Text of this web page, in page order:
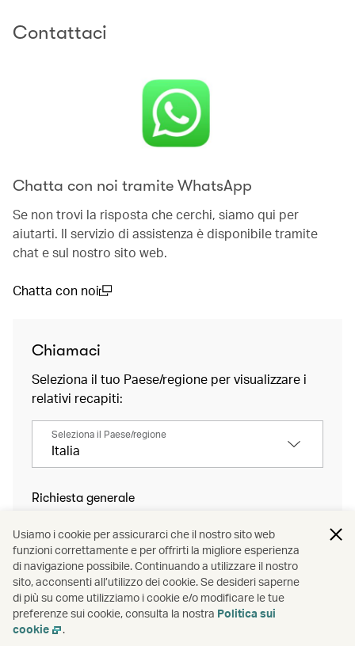
Contattaci
Chatta con noi tramite WhatsApp
Se non trovi la risposta che cerchi, siamo qui per
aiutarti. Il servizio di assistenza è disponibile tramite
chat e sul nostro sito web.
Chatta con noi
Chiamaci
Seleziona il tuo Paese/regione per visualizzare i
relativi recapiti:
Seleziona il Paese/regione
Italia
Richiesta generale
Se stai chiamando dall'estero, potrebbe
essere applicato un addebito per l'estero.
Servizio Bagagli
Usiamo i cookie per assicurarci che il nostro sito web
funzioni correttamente e per offrirti la migliore esperienza
di navigazione possibile. Continuando a utilizzare il nostro
sito, acconsenti all’utilizzo dei cookie. Se desideri saperne
di più su come utilizziamo i cookie e/o modificare le tue
preferenze sui cookie, consulta la nostra Politica sui
cookie
.